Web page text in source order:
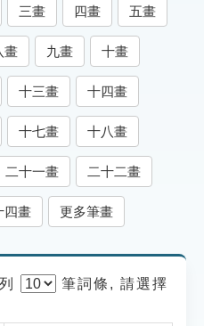
三畫 四畫 五畫
畫 九畫 十畫
十三畫 十四畫
十七畫 十八畫
二十一畫 二十二畫
四畫 更多筆畫
筆詞條, 請選擇